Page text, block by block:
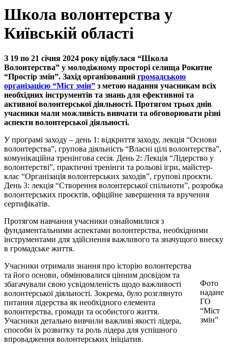
Школа волонтерства у
Київській області
З 19 по 21 січня 2024 року відбулася “Школа
Волонтерства” у молодіжному просторі селища Рокитне
“Простір змін”. Захід організований громадською
організацією “Міст змін” з метою надання учасникам всіх
необхідних інструментів та знань для ефективної та
активної волонтерської діяльності. Протягом трьох днів
учасники мали можливість вивчати та обговорювати різні
аспекти волонтерської діяльності.
У програмі заходу – день 1: відкриття заходу, лекція “Основи
волонтерства”, групова діяльність “Власні цілі волонтерства”,
комунікаційна тренінгова сесія. День 2: Лекція “Лідерство у
волонтерстві”, практичні тренінги та рольові ігри, майстер-
клас “Організація волонтерських заходів”, групові проєкти.
День 3: лекція “Створення волонтерської спільноти”, розробка
волонтерських проєктів, офіційне завершення та вручення
сертифікатів.
Протягом навчання учасники ознайомилися з
фундаментальними аспектами волонтерства, необхідними
інструментами для здійснення важливого та значущого внеску
в громадське життя.
Фото
надане
ГО
“Міст
змін”
Учасники отримали знання про історію волонтерства
та його основи, обмінювалися цінним досвідом та
збагачували свою усвідомленість щодо важливості
волонтерської діяльності. Зокрема, було розглянуто
питання лідерства як необхідного елемента
волонтерства, громади та особистого життя.
Учасники детально вивчили важливі якості лідера,
способи їх розвитку та роль лідера для успішного
впровадження волонтерських ініціатив.